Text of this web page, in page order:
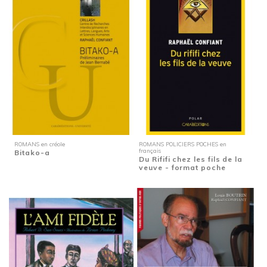
ROMANS en créole
Bitako-a
ROMANS POLICIERS POCHES en
français
Du Rififi chez les fils de la
veuve - format poche